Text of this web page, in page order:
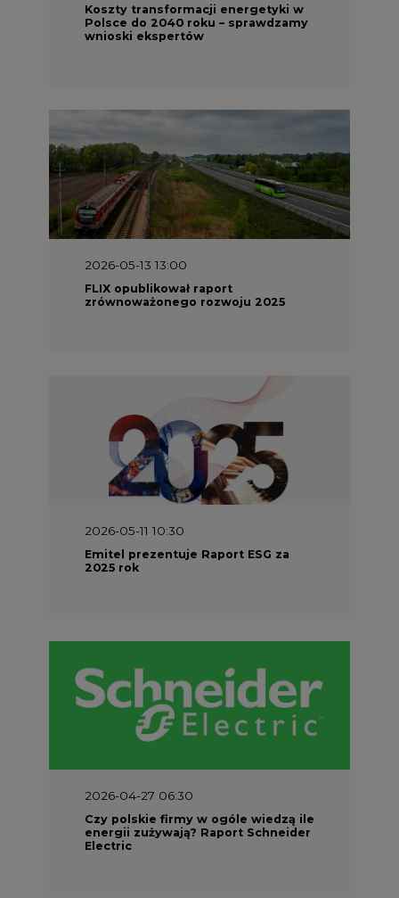
Koszty transformacji energetyki w
Polsce do 2040 roku – sprawdzamy
wnioski ekspertów
2026-05-13 13:00
FLIX opublikował raport
zrównoważonego rozwoju 2025
2026-05-11 10:30
Emitel prezentuje Raport ESG za
2025 rok
2026-04-27 06:30
Czy polskie firmy w ogóle wiedzą ile
energii zużywają? Raport Schneider
Electric